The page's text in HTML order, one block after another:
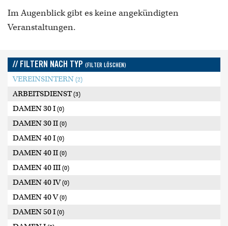
Im Augenblick gibt es keine angekündigten
Veranstaltungen.
// FILTERN NACH TYP (FILTER LÖSCHEN)
VEREINSINTERN (2)
ARBEITSDIENST(3)
DAMEN 30 I (0)
DAMEN 30 II (0)
DAMEN 40 I (0)
DAMEN 40 II (0)
DAMEN 40 III (0)
DAMEN 40 IV(0)
DAMEN 40 V(0)
DAMEN 50 I (0)